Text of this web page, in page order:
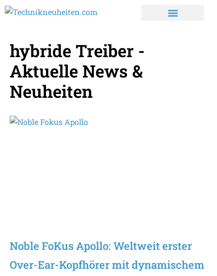
hybride Treiber -
Aktuelle News &
Neuheiten
Noble FoKus Apollo: Weltweit erster
Over-Ear-Kopfhörer mit dynamischem